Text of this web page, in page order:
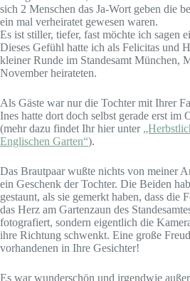
sich 2 Menschen das Ja-Wort geben die
ein mal verheiratet gewesen waren.
Es ist stiller, tiefer, fast möchte ich sagen
Dieses Gefühl hatte ich als Felicitas und
kleiner Runde im Standesamt München,
November heirateten.
Als Gäste war nur die Tochter mit Ihrer
Ines hatte dort doch selbst gerade erst im
(mehr dazu findet Ihr hier unter
Englischen Garten“).
Das Brautpaar wußte nichts von meiner
ein Geschenk der Tochter. Die Beiden
gestaunt, als sie gemerkt haben, dass die
das Herz am Gartenzaun des
fotografiert, sondern eigentlich die
ihre Richtung schwenkt. Eine große
vorhandenen in Ihre Gesichter!
Es war wunderschön und irgendwie